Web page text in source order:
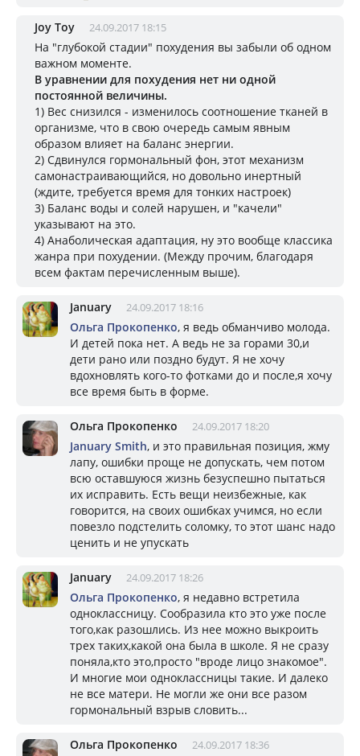
Joy Toy 24.09.2017 18:15
На "глубокой стадии" похудения вы забыли об одном
важном моменте.
В уравнении для похудения нет ни одной
постоянной величины.
1) Вес снизился - изменилось соотношение тканей в
организме, что в свою очередь самым явным
образом влияет на баланс энергии.
2) Сдвинулся гормональный фон, этот механизм
самонастраивающийся, но довольно инертный
(ждите, требуется время для тонких настроек)
3) Баланс воды и солей нарушен, и "качели"
указывают на это.
4) Анаболическая адаптация, ну это вообще классика
жанра при похудении. (Между прочим, благодаря
всем фактам перечисленным выше).
January 24.09.2017 18:16
Ольга Прокопенко, я ведь обманчиво молода.
И детей пока нет. А ведь не за горами 30,и
дети рано или поздно будут. Я не хочу
вдохновлять кого-то фотками до и после,я хочу
все время быть в форме.
Ольга Прокопенко 24.09.2017 18:20
January Smith, и это правильная позиция, жму
лапу, ошибки проще не допускать, чем потом
всю оставшуюся жизнь безуспешно пытаться
их исправить. Есть вещи неизбежные, как
говорится, на своих ошибках учимся, но если
повезло подстелить соломку, то этот шанс надо
ценить и не упускать
January 24.09.2017 18:26
Ольга Прокопенко, я недавно встретила
одноклассницу. Сообразила кто это уже после
того,как разошлись. Из нее можно выкроить
трех таких,какой она была в школе. Я не сразу
поняла,кто это,просто "вроде лицо знакомое".
И многие мои одноклассницы такие. И далеко
не все матери. Не могли же они все разом
гормональный взрыв словить...
Ольга Прокопенко 24.09.2017 18:36